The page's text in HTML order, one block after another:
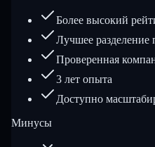
Более высокий
Лучшее
Проверенная
3 лет опыта
Доступно
Минусы